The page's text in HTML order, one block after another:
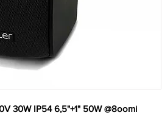
30W IP54 6,5"+1" 50W @8oomi